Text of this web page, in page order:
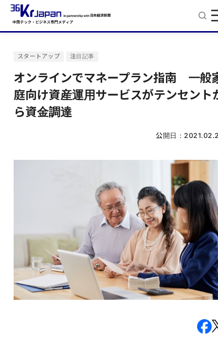
スタートアップ 注目記事
オンラインでマネープラン指南 一般
庭向け資産運用サービスがテンセント
ら資金調達
公開日：